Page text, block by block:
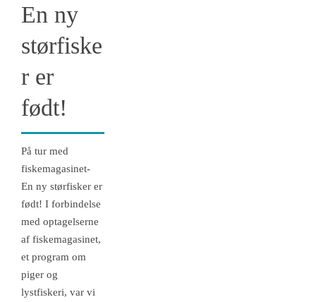
En ny
størfiske
r er
født!
På tur med
fiskemagasinet-
En ny størfisker er
født! I forbindelse
med optagelserne
af fiskemagasinet,
et program om
piger og
lystfiskeri, var vi